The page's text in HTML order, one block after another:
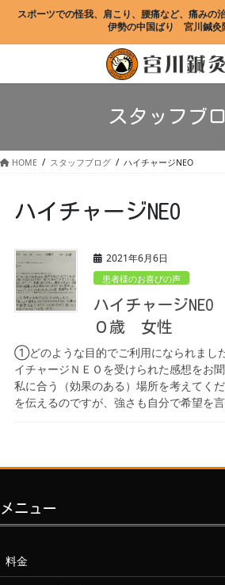
テ
ゲ
動
スポーツでの怪我、肩こり、腰痛など、痛みの
伊勢の中国ばり　宮川鍼灸
スタッフブ
HOME スタッフブログ ハイチャージNEO
ハイチャージNEO
2021年6月6日
患者様のお喜びの声
ハイチャージ
０歳 女性
①どのような目的でご利用になられま
イチャージＮＥＯを受けられた感想をお
私に合う（効果のある）場所を考えてく
を伝えるのですが、強さも自分で希望を
メニュー
料金